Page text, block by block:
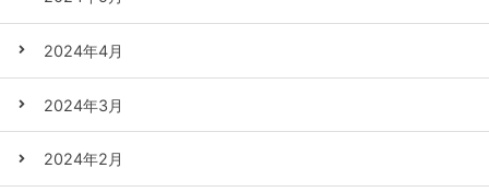
2024年4月
2024年3月
2024年2月